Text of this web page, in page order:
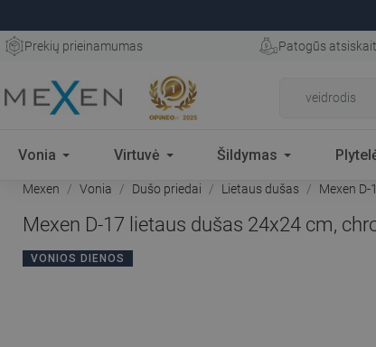
Prekių prieinamumas Patogūs
Vonia Virtuvė Šildymas
Mexen Vonia Dušo priedai Lietaus dušas Mexen
Mexen D-17 lietaus dušas 24x24 cm,
VONIOS DIENOS